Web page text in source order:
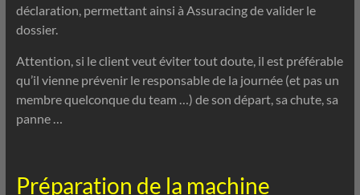
déclaration, permettant ainsi à Assuracing de valider le
dossier.
Attention, si le client veut éviter tout doute, il est préférable
qu’il vienne prévenir le responsable de la journée (et pas un
membre quelconque du team …) de son départ, sa chute, sa
panne …
Préparation de la machine